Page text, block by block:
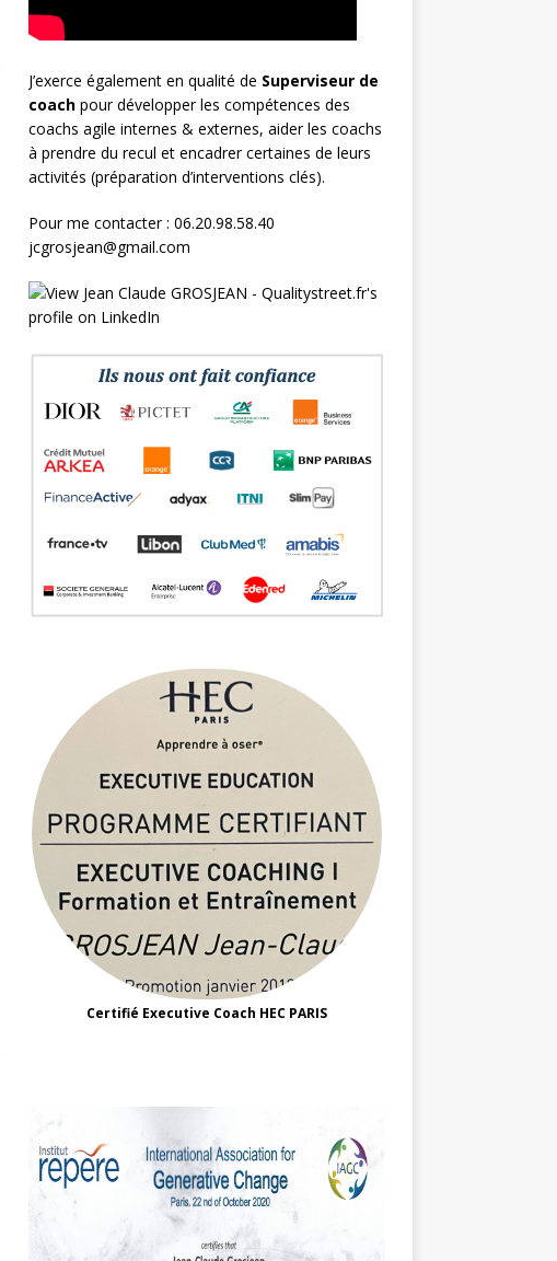
J’exerce également en qualité de Superviseur de
coachpour développer les compétences des
coachs agile internes & externes, aider les coachs
à prendre du recul et encadrer certaines de leurs
activités (préparation d’interventions clés).
Pour me contacter : 06.20.98.58.40
jcgrosjean@gmail.com
Certifié Executive Coach HEC PARIS